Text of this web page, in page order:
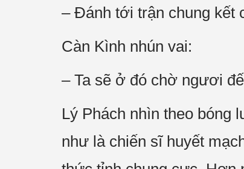
– Đánh tới trận chung kết
Càn Kình nhún vai:
– Ta sẽ ở đó chờ ngươi
Lý Phách nhìn theo bóng
như là chiến sĩ huyết